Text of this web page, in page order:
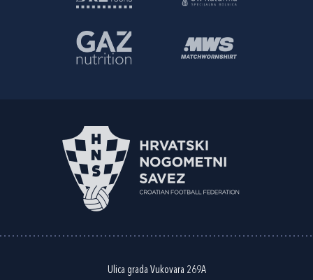
Ulica grada Vukovara 269A